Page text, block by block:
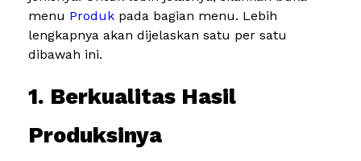
menu Produk pada bagian menu. Lebih
lengkapnya akan dijelaskan satu per satu
dibawah ini.
1. Berkualitas Hasil
Produksinya